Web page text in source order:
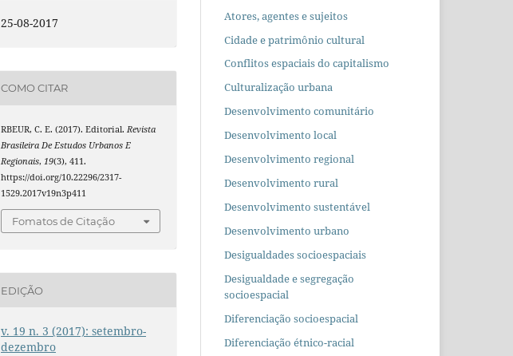
25-08-2017
COMO CITAR
RBEUR, C. E. (2017). Editorial. Revista
Brasileira De Estudos Urbanos E
Regionais, 19(3), 411.
https://doi.org/10.22296/2317-
1529.2017v19n3p411
Fomatos de Citação
EDIÇÃO
v. 19 n. 3 (2017): setembro-
dezembro
Atores, agentes e sujeitos
Cidade e patrimônio cultural
Conflitos espaciais do capitalismo
Culturalização urbana
Desenvolvimento comunitário
Desenvolvimento local
Desenvolvimento regional
Desenvolvimento rural
Desenvolvimento sustentável
Desenvolvimento urbano
Desigualdades socioespaciais
Desigualdade e segregação
socioespacial
Diferenciação socioespacial
Diferenciação étnico-racial